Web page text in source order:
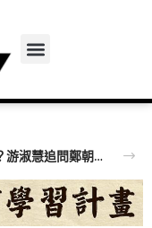
父為兒選舉籌4千萬、競選支出僅1810萬？游淑慧追問鄭朝方：2190萬差額去哪了